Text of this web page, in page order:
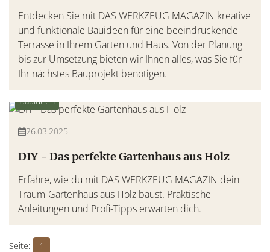
Entdecken Sie mit DAS WERKZEUG MAGAZIN kreative
und funktionale Bauideen für eine beeindruckende
Terrasse in Ihrem Garten und Haus. Von der Planung
bis zur Umsetzung bieten wir Ihnen alles, was Sie für
Ihr nächstes Bauprojekt benötigen.
Bauideen
26.03.2025
DIY - Das perfekte Gartenhaus aus Holz
Erfahre, wie du mit DAS WERKZEUG MAGAZIN dein
Traum-Gartenhaus aus Holz baust. Praktische
Anleitungen und Profi-Tipps erwarten dich.
1